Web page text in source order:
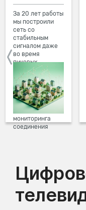
За 20 лет работы
мы построили
сеть со
стабильным
сигналом даже
во время
пиковых
нагрузок в
вечернее время.
Мы постоянно
обновляем наше
оборудование в
домах, а система
мониторинга
соединения